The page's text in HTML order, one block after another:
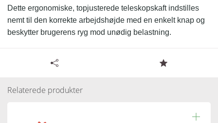
Dette ergonomiske, topjusterede teleskopskaft indstilles
nemt til den korrekte arbejdshøjde med en enkelt knap og
beskytter brugerens ryg mod unødig belastning.
Tilgængelige specifikationer for Vikan ERGO
Relaterede produkter